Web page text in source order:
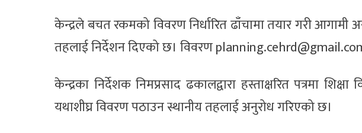
केन्द्रले बचत रकमको विवरण निर्धारित ढाँचामा तयार गरी
तहलाई निर्देशन दिएको छ। विवरण
केन्द्रका निर्देशक निमप्रसाद ढकालद्वारा हस्ताक्षरित पत्रमा
यथाशीघ्र विवरण पठाउन स्थानीय तहलाई अनुरोध गरिएको छ।